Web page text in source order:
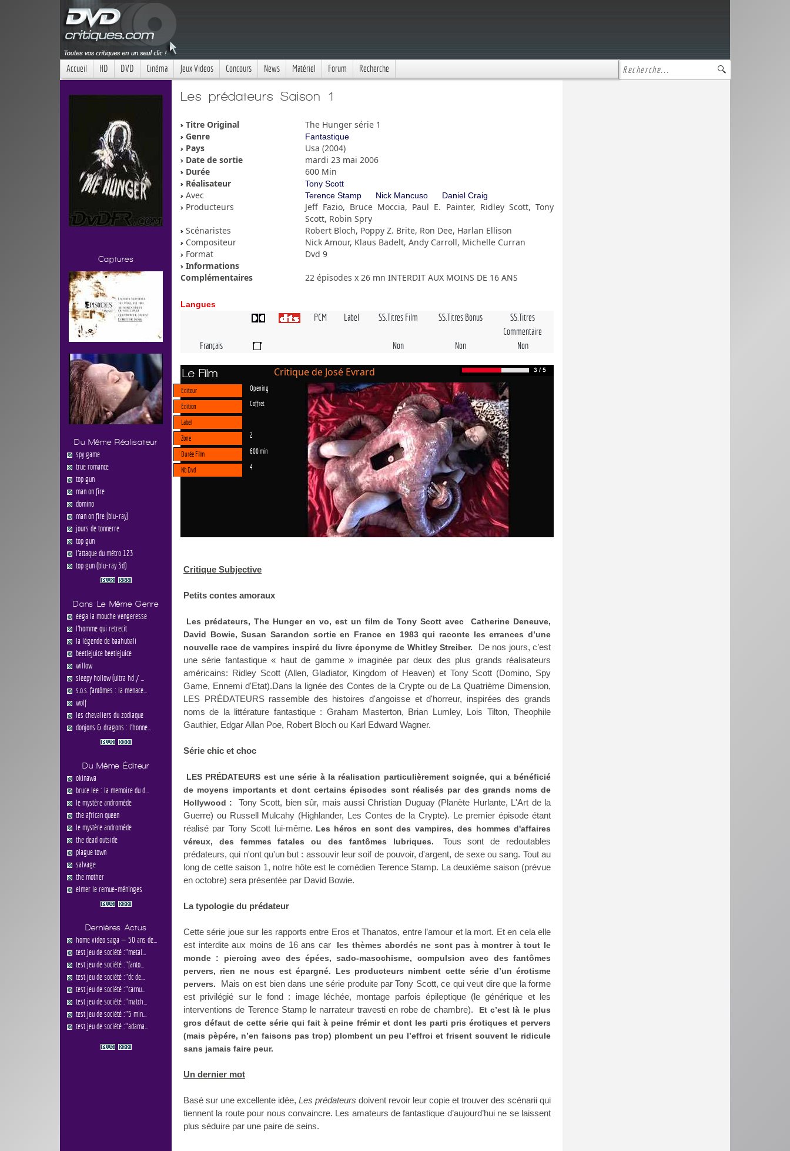
Accueil HD DVD Cinéma Jeux Videos Concours News Matériel Forum Recherche
Captures
Du Même Réalisateur
spy game
true romance
top gun
man on fire
domino
man on fire [blu-ray]
jours de tonnerre
top gun
l'attaque du métro 123
top gun (blu-ray 3d)
Dans Le Même Genre
eega la mouche vengeresse
l'homme qui retrecit
la légende de baahubali
beetlejuice beetlejuice
willow
sleepy hollow (ultra hd / ...
s.o.s. fantômes : la menace...
wolf
les chevaliers du zodiaque
donjons & dragons : l'honne...
Du Même Éditeur
okinawa
bruce lee : la memoire du d...
le mystère andromède
the african queen
le mystère andromède
the dead outside
plague town
salvage
the mother
elmer le remue-méninges
Dernières Actus
home video saga — 50 ans de...
test jeu de société :"metal...
test jeu de société :"fanto...
test jeu de société :"dc de...
test jeu de société :"carnu...
test jeu de société :"match...
test jeu de société :"5 min...
test jeu de société :"adama...
Les prédateurs Saison 1
Titre Original
The Hunger série 1
Genre
Fantastique
Pays
Usa (2004)
Date de sortie
mardi 23 mai 2006
Durée
600 Min
Réalisateur
Tony Scott
Avec Terence Stamp Nick Mancuso Daniel Craig
Producteurs
Jeff Fazio, Bruce Moccia, Paul E. Painter, Ridley Scott, Tony
Scott, Robin Spry
Scénaristes
Robert Bloch, Poppy Z. Brite, Ron Dee, Harlan Ellison
Compositeur
Nick Amour, Klaus Badelt, Andy Carroll, Michelle Curran
Format
Dvd 9
Informations
Complémentaires
22 épisodes x 26 mn INTERDIT AUX MOINS DE 16 ANS
Langues
PCM Label SS.Titres Film SS.Titres Bonus
SS.Titres
Commentaire
Français
Non Non Non
Le Film Critique de José Evrard
Editeur Opening
Edition Coffret
Label
Zone
2
Durée Film 600 min
Nb Dvd 4
Critique Subjective
Petits contes amoraux
Les prédateurs, The Hunger en vo, est un film de Tony Scott avec Catherine Deneuve,
David Bowie, Susan Sarandon sortie en France en 1983 qui raconte les errances d’une
nouvelle race de vampires inspiré du livre éponyme de Whitley Streiber.
De nos jours, c’est
une série fantastique « haut de gamme » imaginée par deux des plus grands réalisateurs
américains: Ridley Scott (Allen, Gladiator, Kingdom of Heaven) et Tony Scott (Domino, Spy
Game, Ennemi d'Etat).Dans la lignée des Contes de la Crypte ou de La Quatrième Dimension,
LES PRÉDATEURS rassemble des histoires d'angoisse et d'horreur, inspirées des grands
noms de la littérature fantastique : Graham Masterton, Brian Lumley, Lois Tilton, Theophile
Gauthier, Edgar Allan Poe, Robert Bloch ou Karl Edward Wagner.
Série chic et choc
LES PRÉDATEURS est une série à la réalisation particulièrement soignée, qui a bénéficié
de moyens importants et dont certains épisodes sont réalisés par des grands noms de
Hollywood :
Tony Scott, bien sûr, mais aussi Christian Duguay (Planète Hurlante, L'Art de la
Guerre) ou Russell Mulcahy (Highlander, Les Contes de la Crypte). Le premier épisode étant
réalisé par Tony Scott lui-même. Les héros en sont des vampires, des hommes d'affaires
véreux, des femmes fatales ou des fantômes lubriques.
Tous sont de redoutables
prédateurs, qui n'ont qu'un but : assouvir leur soif de pouvoir, d'argent, de sexe ou sang. Tout au
long de cette saison 1, notre hôte est le comédien Terence Stamp. La deuxième saison (prévue
en octobre) sera présentée par David Bowie.
La typologie du prédateur
Cette série joue sur les rapports entre Eros et Thanatos, entre l’amour et la mort. Eten cela elle
est interdite aux moins de 16 ans car
les thèmes abordés ne sont pas à montrer à tout le
monde : piercing avec des épées, sado-masochisme, compulsion avec des fantômes
pervers, rien ne nous est épargné. Les producteurs nimbent cette série d’un érotisme
pervers.
Mais on est bien dans une série produite par Tony Scott, ce qui veut dire que la forme
est privilégié sur le fond : image léchée, montage parfois épileptique (le générique et les
interventions de Terence Stamp le narrateur travesti en robe de chambre).
Et c’est là le plus
gros défaut de cette série qui fait à peine frémir et dont les parti pris érotiques et pervers
(mais pèpére, n’en faisons pas trop) plombent un peu l’effroi et frisent souvent le ridicule
sans jamais faire peur.
Un dernier mot
Basé sur une excellente idée, Les prédateurs doivent revoir leur copie et trouver des scénarii qui
tiennent la route pour nous convaincre. Les amateurs de fantastique d’aujourd’hui ne se laissent
plus séduire par une paire de seins.